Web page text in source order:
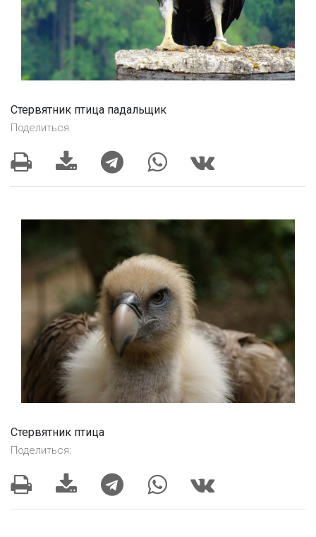
Стервятник птица падальщик
Поделиться:
Стервятник птица
Поделиться: